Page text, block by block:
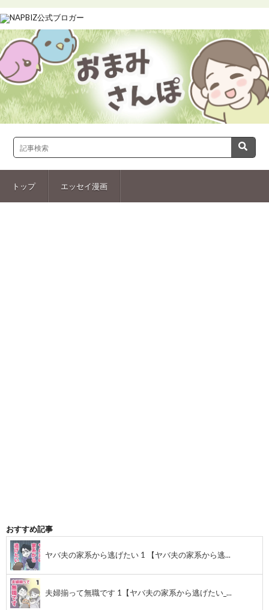
トップ エッセイ漫画
おすすめ記事
ヤバ夫の家系から逃げたい 1 【ヤバ夫の家系から逃...
夫婦揃って無職です 1【ヤバ夫の家系から逃げたい_...